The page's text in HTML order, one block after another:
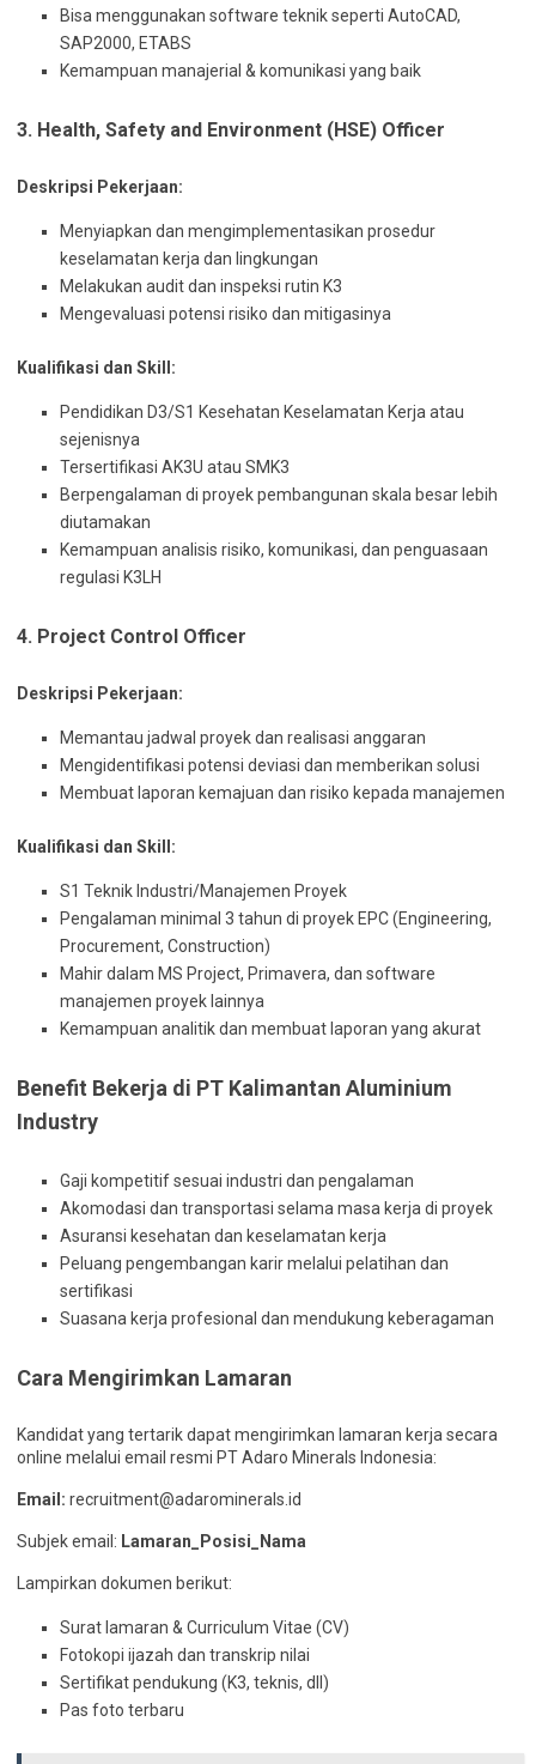
Bisa menggunakan software teknik seperti AutoCAD,
SAP2000, ETABS
Kemampuan manajerial & komunikasi yang baik
3. Health, Safety and Environment (HSE) Officer
Deskripsi Pekerjaan:
Menyiapkan dan mengimplementasikan prosedur
keselamatan kerja dan lingkungan
Melakukan audit dan inspeksi rutin K3
Mengevaluasi potensi risiko dan mitigasinya
Kualifikasi dan Skill:
Pendidikan D3/S1 Kesehatan Keselamatan Kerja atau
sejenisnya
Tersertifikasi AK3U atau SMK3
Berpengalaman di proyek pembangunan skala besar lebih
diutamakan
Kemampuan analisis risiko, komunikasi, dan penguasaan
regulasi K3LH
4. Project Control Officer
Deskripsi Pekerjaan:
Memantau jadwal proyek dan realisasi anggaran
Mengidentifikasi potensi deviasi dan memberikan solusi
Membuat laporan kemajuan dan risiko kepada manajemen
Kualifikasi dan Skill:
S1 Teknik Industri/Manajemen Proyek
Pengalaman minimal 3 tahun di proyek EPC (Engineering,
Procurement, Construction)
Mahir dalam MS Project, Primavera, dan software
manajemen proyek lainnya
Kemampuan analitik dan membuat laporan yang akurat
Benefit Bekerja di PT Kalimantan Aluminium
Industry
Gaji kompetitif sesuai industri dan pengalaman
Akomodasi dan transportasi selama masa kerja di proyek
Asuransi kesehatan dan keselamatan kerja
Peluang pengembangan karir melalui pelatihan dan
sertifikasi
Suasana kerja profesional dan mendukung keberagaman
Cara Mengirimkan Lamaran
Kandidat yang tertarik dapat mengirimkan lamaran kerja secara
online melalui email resmi PT Adaro Minerals Indonesia:
Email: recruitment@adarominerals.id
Subjek email: Lamaran_Posisi_Nama
Lampirkan dokumen berikut:
Surat lamaran & Curriculum Vitae (CV)
Fotokopi ijazah dan transkrip nilai
Sertifikat pendukung (K3, teknis, dll)
Pas foto terbaru